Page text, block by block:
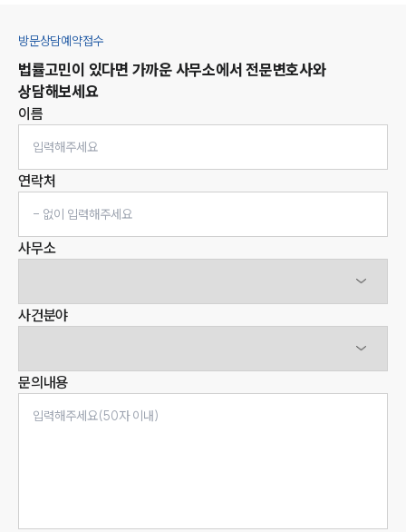
방문상담예약접수
법률고민이 있다면 가까운 사무소에서 전문변호사와
상담해보세요
이름
연락처
사무소
사건분야
문의내용